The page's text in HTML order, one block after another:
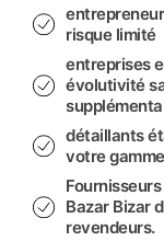
risque limité
entreprises
évolutivité
détaillants
votre
Fournisseurs
Bazar Bizar
revendeurs.